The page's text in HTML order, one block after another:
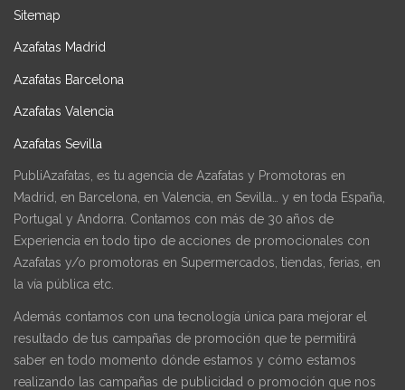
Sitemap
Azafatas Madrid
Azafatas Barcelona
Azafatas Valencia
Azafatas Sevilla
PubliAzafatas, es tu agencia de Azafatas y Promotoras en
Madrid, en Barcelona, en Valencia, en Sevilla… y en toda España,
Portugal y Andorra. Contamos con más de 30 años de
Experiencia en todo tipo de acciones de promocionales con
Azafatas y/o promotoras en Supermercados, tiendas, ferias, en
la vía pública etc.
Además contamos con una tecnología única para mejorar el
resultado de tus campañas de promoción que te permitirá
saber en todo momento dónde estamos y cómo estamos
realizando las campañas de publicidad o promoción que nos